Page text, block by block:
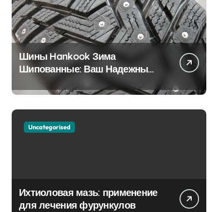
Шины Hankook Зима
Шипованные: Ваш Надежный
Партнёр на Снежных Дорогах
Uncategorised
Ихтиоловая мазь: применение
для лечения фурункулов